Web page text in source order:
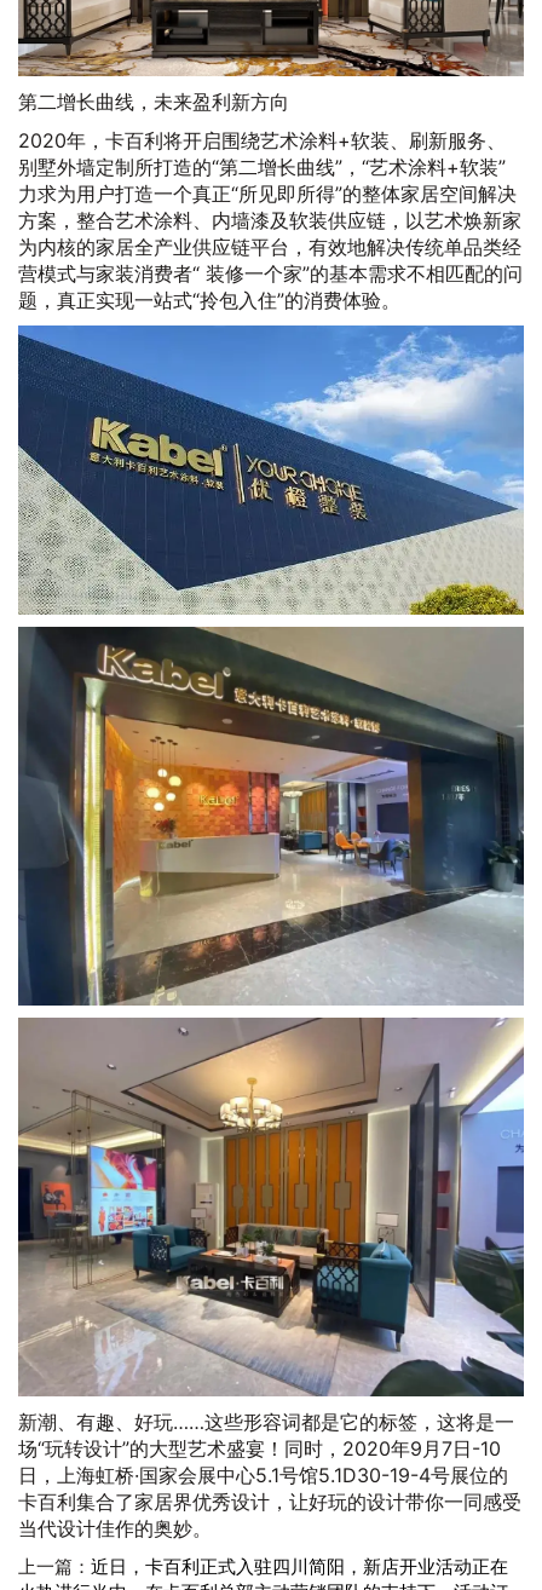
第二增长曲线，未来盈利新方向
2020年，卡百利将开启围绕艺术涂料+软装、刷新服务、
别墅外墙定制所打造的“第二增长曲线”，“艺术涂料+软装”
力求为用户打造一个真正“所见即所得”的整体家居空间解决
方案，整合艺术涂料、内墙漆及软装供应链，以艺术焕新家
为内核的家居全产业供应链平台，有效地解决传统单品类经
营模式与家装消费者“ 装修一个家”的基本需求不相匹配的问
题，真正实现一站式“拎包入住”的消费体验。
新潮、有趣、好玩……这些形容词都是它的标签，这将是一
场“玩转设计”的大型艺术盛宴！同时，2020年9月7日-10
日，上海虹桥·国家会展中心5.1号馆5.1D30-19-4号展位的
卡百利集合了家居界优秀设计，让好玩的设计带你一同感受
当代设计佳作的奥妙。
上一篇： 近日，卡百利正式入驻四川简阳，新店开业活动正在